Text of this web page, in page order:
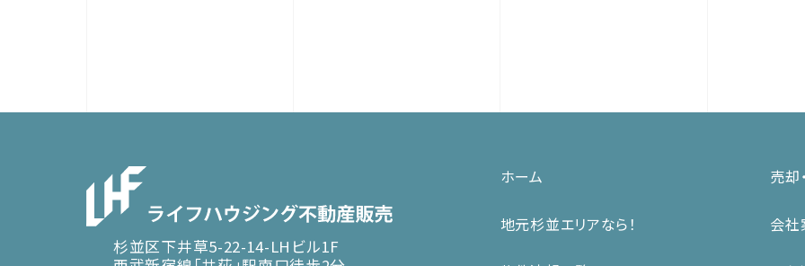
杉並区下井草5-22-14-LHビル1F
ホーム
地元杉並エリアなら！
売却
会社